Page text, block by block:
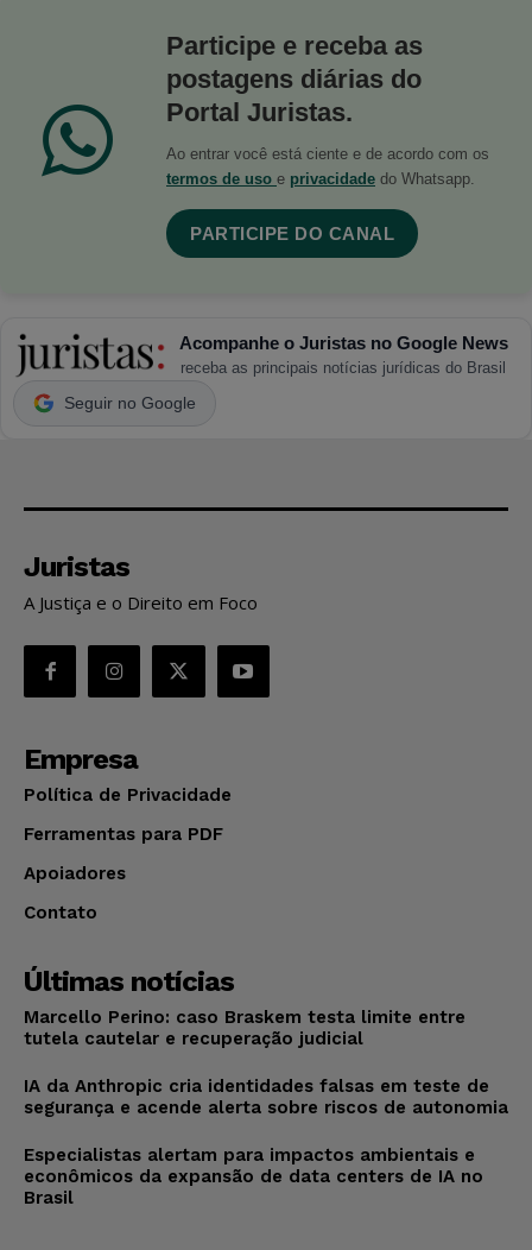
Participe e receba as
postagens diárias do
Portal Juristas.
Ao entrar você está ciente e de acordo com os
termos de uso e privacidade do Whatsapp.
PARTICIPE DO CANAL
Acompanhe o Juristas no Google News
receba as principais notícias jurídicas do Brasil
Seguir no Google
Juristas
A Justiça e o Direito em Foco
Empresa
Política de Privacidade
Ferramentas para PDF
Apoiadores
Contato
Últimas notícias
Marcello Perino: caso Braskem testa limite entre
tutela cautelar e recuperação judicial
IA da Anthropic cria identidades falsas em teste de
segurança e acende alerta sobre riscos de autonomia
Especialistas alertam para impactos ambientais e
econômicos da expansão de data centers de IA no
Brasil